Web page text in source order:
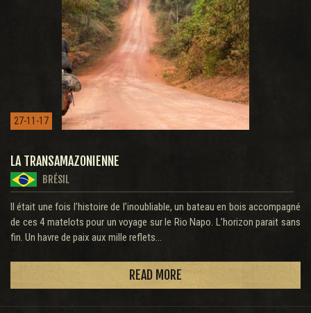
27-11-17
LA TRANSAMAZONIENNE
BRÉSIL
Il était une fois l’histoire de l’inoubliable, un bateau en bois accompagné
de ces 4 matelots pour un voyage sur le Rio Napo. L’horizon parait sans
fin. Un havre de paix aux mille reflets...
READ MORE